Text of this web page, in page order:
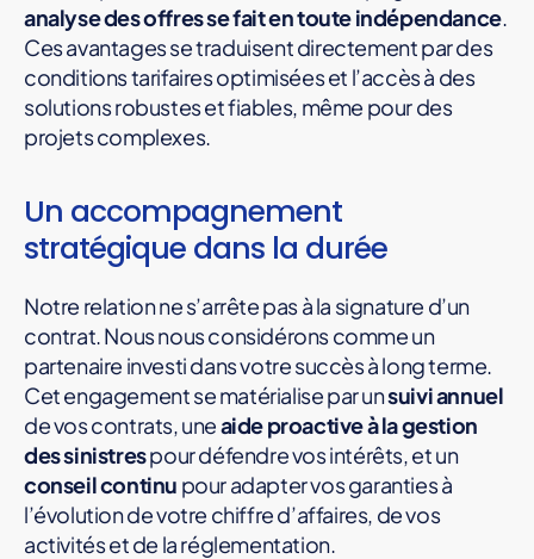
analyse des offres se fait en toute indépendance.
Ces avantages se traduisent directement par des
conditions tarifaires optimisées et l’accès à des
solutions robustes et fiables, même pour des
projets complexes.
Un accompagnement
stratégique dans la durée
Notre relation ne s’arrête pas à la signature d’un
contrat. Nous nous considérons comme un
partenaire investi dans votre succès à long terme.
Cet engagement se matérialise par unsuivi annuel
de vos contrats, uneaide proactive à la gestion
des sinistrespour défendre vos intérêts, et un
conseil continu pour adapter vos garanties à
l’évolution de votre chiffre d’affaires, de vos
activités et de la réglementation.